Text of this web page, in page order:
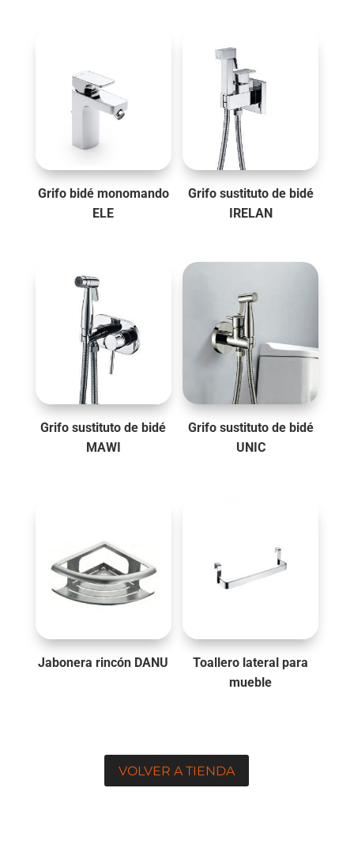
Grifo bidé monomando
ELE
Grifo sustituto de bidé
IRELAN
Grifo sustituto de bidé
MAWI
Grifo sustituto de bidé
UNIC
Jabonera rincón DANU
Toallero lateral para
mueble
VOLVER A TIENDA